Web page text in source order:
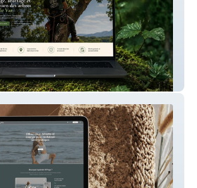
pour un élagueur